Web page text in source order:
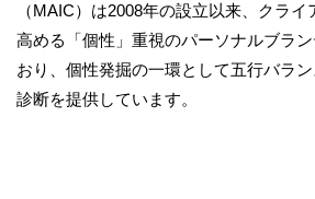
（MAIC）は2008年の設立以来、クラ
高める「個性」重視のパーソナルブラ
おり、個性発掘の一環として五行バラ
診断を提供しています。